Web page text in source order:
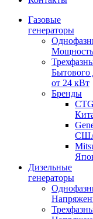
Газовые
генераторы
Бытового
от 24 кВт
Бренды
CTG
Дизельные
генераторы